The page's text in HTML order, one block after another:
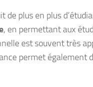
de plus en plus
, en permettant aux
est souvent très
permet également